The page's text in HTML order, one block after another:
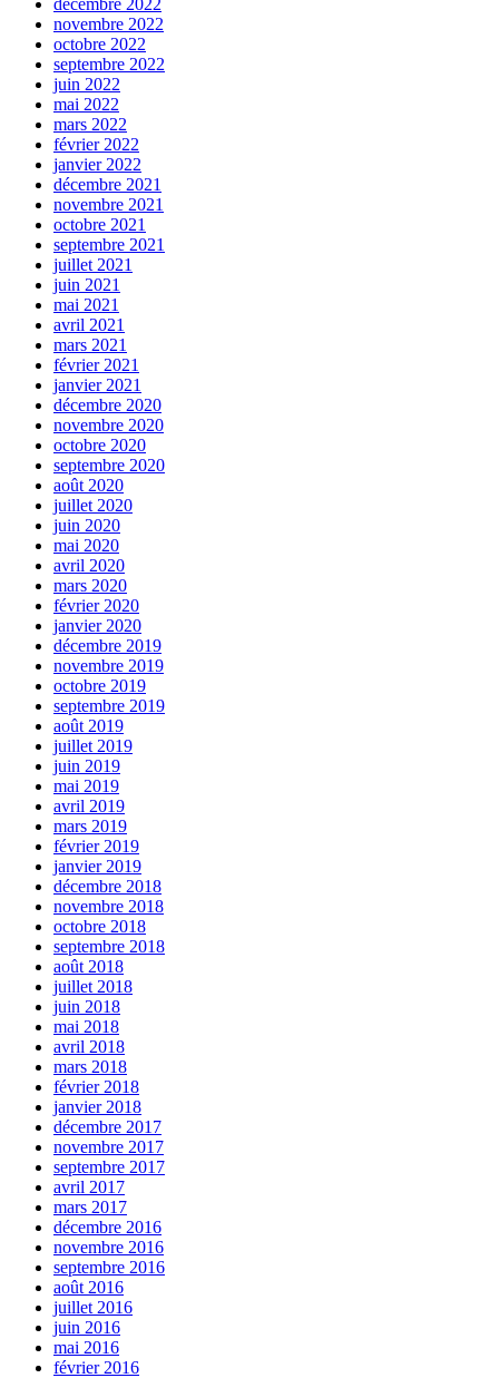
novembre 2022
octobre 2022
septembre 2022
juin 2022
mai 2022
mars 2022
février 2022
janvier 2022
décembre 2021
novembre 2021
octobre 2021
septembre 2021
juillet 2021
juin 2021
mai 2021
avril 2021
mars 2021
février 2021
janvier 2021
décembre 2020
novembre 2020
octobre 2020
septembre 2020
août 2020
juillet 2020
juin 2020
mai 2020
avril 2020
mars 2020
février 2020
janvier 2020
décembre 2019
novembre 2019
octobre 2019
septembre 2019
août 2019
juillet 2019
juin 2019
mai 2019
avril 2019
mars 2019
février 2019
janvier 2019
décembre 2018
novembre 2018
octobre 2018
septembre 2018
août 2018
juillet 2018
juin 2018
mai 2018
avril 2018
mars 2018
février 2018
janvier 2018
décembre 2017
novembre 2017
septembre 2017
avril 2017
mars 2017
décembre 2016
novembre 2016
septembre 2016
août 2016
juillet 2016
juin 2016
mai 2016
février 2016